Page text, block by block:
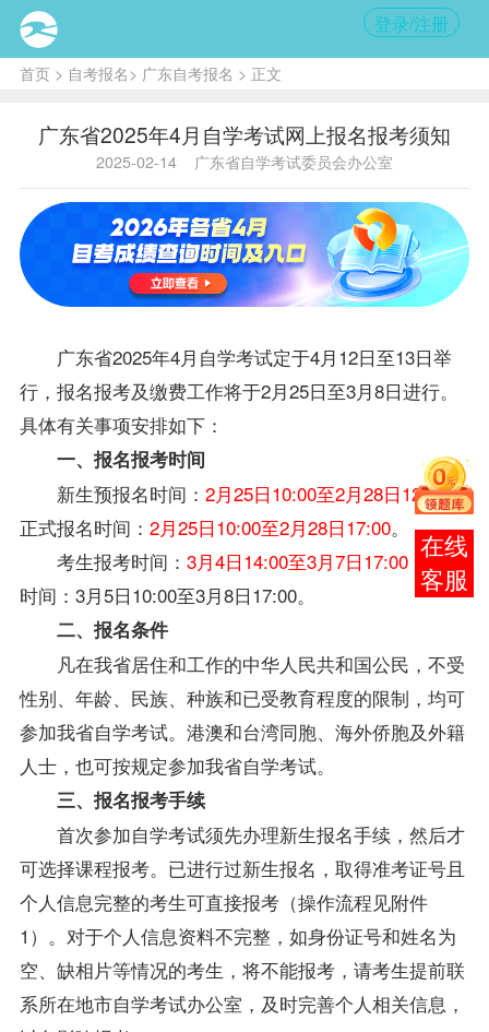
登录/注册
首页> 自考报名> 广东自考报名 > 正文
广东省2025年4月自学考试网上报名报考须知
2025-02-14 广东省自学考试委员会办公室
广东省2025年4月自学考试定于4月12日至13日举
行，报名报考及缴费工作将于2月25日至3月8日进行。
具体有关事项安排如下：
一、报名报考时间
新生预报名时间： 2月25日10:00至2月28日12:00；
正式报名时间： 2月25日10:00至2月28日17:00。
考生报考时间： 3月4日14:00至3月7日17:00；缴费
时间：3月5日10:00至3月8日17:00。
二、报名条件
凡在我省居住和工作的中华人民共和国公民，不受
性别、年龄、民族、种族和已受教育程度的限制，均可
参加我省自学考试。港澳和台湾同胞、海外侨胞及外籍
人士，也可按规定参加我省自学考试。
三、报名报考手续
首次参加自学考试须先办理新生报名手续，然后才
可选择课程报考。已进行过新生报名，取得准考证号且
个人信息完整的考生可直接报考（操作流程见附件
1）。对于个人信息资料不完整，如身份证号和姓名为
空、缺相片等情况的考生，将不能报考，请考生提前联
系所在地市自学考试办公室，及时完善个人相关信息，
报考
咨询